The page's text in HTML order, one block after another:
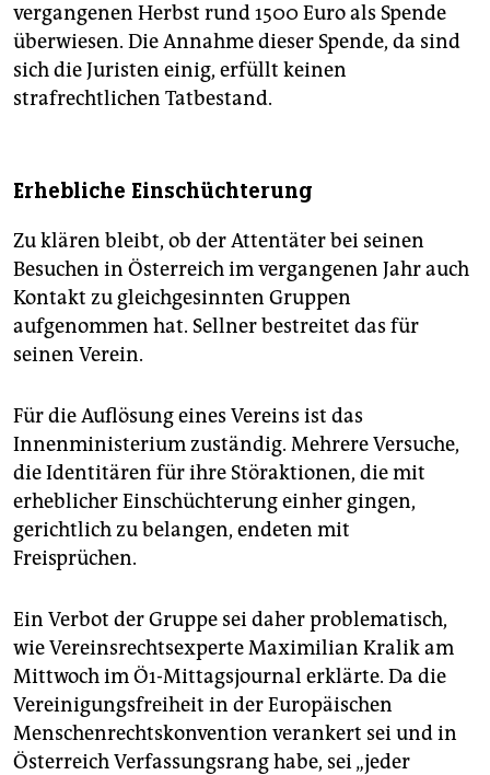
vergangenen Herbst rund 1500 Euro als Spende
überwiesen. Die Annahme dieser Spende, da sind
sich die Juristen einig, erfüllt keinen
strafrechtlichen Tatbestand.
Erhebliche Einschüchterung
Zu klären bleibt, ob der Attentäter bei seinen
Besuchen in Österreich im vergangenen Jahr auch
Kontakt zu gleichgesinnten Gruppen
aufgenommen hat. Sellner bestreitet das für
seinen Verein.
Für die Auflösung eines Vereins ist das
Innenministerium zuständig. Mehrere Versuche,
die Identitären für ihre Störaktionen, die mit
erheblicher Einschüchterung einher gingen,
gerichtlich zu belangen, endeten mit
Freisprüchen.
Ein Verbot der Gruppe sei daher problematisch,
wie Vereinsrechtsexperte Maximilian Kralik am
Mittwoch im Ö1-Mittagsjournal erklärte. Da die
Vereinigungsfreiheit in der Europäischen
Menschenrechtskonvention verankert sei und in
Österreich Verfassungsrang habe, sei „jeder